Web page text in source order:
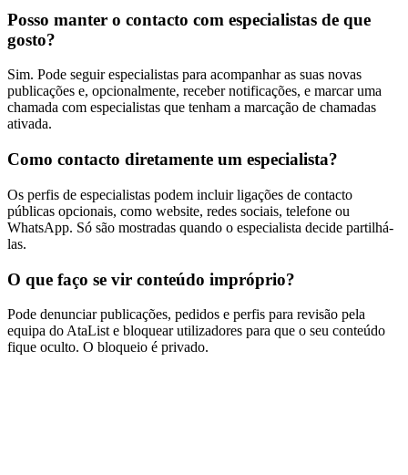
Posso manter o contacto com especialistas de que
gosto?
Sim. Pode seguir especialistas para acompanhar as suas novas
publicações e, opcionalmente, receber notificações, e marcar uma
chamada com especialistas que tenham a marcação de chamadas
ativada.
Como contacto diretamente um especialista?
Os perfis de especialistas podem incluir ligações de contacto
públicas opcionais, como website, redes sociais, telefone ou
WhatsApp. Só são mostradas quando o especialista decide partilhá-
las.
O que faço se vir conteúdo impróprio?
Pode denunciar publicações, pedidos e perfis para revisão pela
equipa do AtaList e bloquear utilizadores para que o seu conteúdo
fique oculto. O bloqueio é privado.